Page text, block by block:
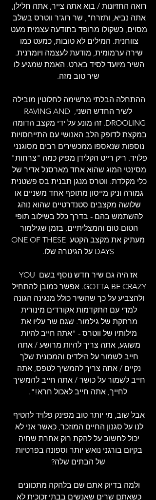
רואה החזיונות / בוא אתה צייר, אתה חלילן,
אתה נביא, ותזרח", שר רוג'ר ווטרס בשלב
מסוים, כשקולו מרופד בתודעה עצמית מעט
צווחנית. המילים לא טובות, כמעט כמו
שירה ערמומית, מודעת לעצמה ויומרנית.
השיר מיועד לסיד בארט. האמת שמגיע לו
שיר טוב מזה.
ההתחלה הבלתי מרשימה לחלוטין מובילה
לשיר החדש השני, RAVING AND
DROOLING. זה מונע על ידי מקצב הדומה
במקצת לדופק הלב האנושי עם התייחסויות
נוספות שנאספו ממכשירים רבים מסוגנני
פלויד. ריק רייט הקלידן מפיק כמה "צרחות"
מסינטי המוג שהוא אחד מארסנל אדיר של
כלי מקלדת. ווטרס מנגן תבנית בס פשטנית
גמורה וניק מייסון מתופף אחד משניים או
שלושה מקצבים סטנדרטיים שהוא נוהג
להשתמש בהם - בדרך כלל בשילוב תופי
הטום-טום והמצליתיים, בזמן שגילמור
מעתיק את מקצב הקטע ONE OF THESE
DAYS על הגיטרה שלו.
אז היה גם שיר חדש נוסף בשם YOU
GOTTA BE CRAZY. אפשר כמובן להתחיל
ולהצביע על כך שהשיר כולל מנגינה הגונה
למדי עם התקדמות אקורדים מינורית
מרתקת של גילמור. שגם שר עליו את
מילותיו של ווטרס - "אתה חייב להיות
משוגע, אתה צריך להיות מרושע / אתה
חייב לשמור על הילדים והמכונית שלך
נקיים / אתה צריך להמשיך לטפס, אתה
חייב לשמור על כושר / אתה חייב להמשיך
לחייך, אתה חייב לאכול חרא!".
אבל שוב, מי יותר טוב מפינק פלויד להטיף
לנו על סגנון החיים המוזכר, כאשר אני לא
יכול לחשוב על להקת רוק אחרת שחיה
בקיום בורגני נואש יותר וספונה בפרטיות
של הבתים שלה?
ולמה בדיוק אתם שם בלהקה מתכוונים
כשאתם שרים שאנשים בבתי זכוכית לא